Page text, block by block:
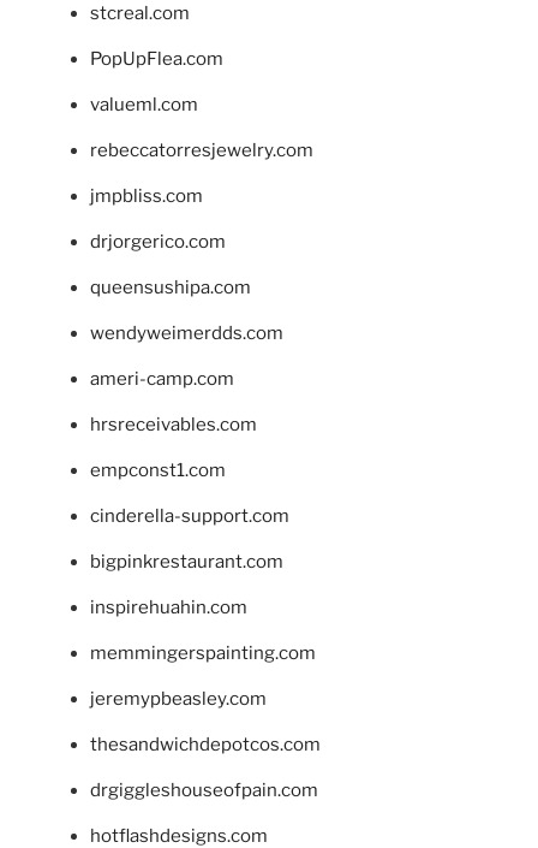
stcreal.com
PopUpFlea.com
valueml.com
rebeccatorresjewelry.com
jmpbliss.com
drjorgerico.com
queensushipa.com
wendyweimerdds.com
ameri-camp.com
hrsreceivables.com
empconst1.com
cinderella-support.com
bigpinkrestaurant.com
inspirehuahin.com
memmingerspainting.com
jeremypbeasley.com
thesandwichdepotcos.com
drgiggleshouseofpain.com
hotflashdesigns.com